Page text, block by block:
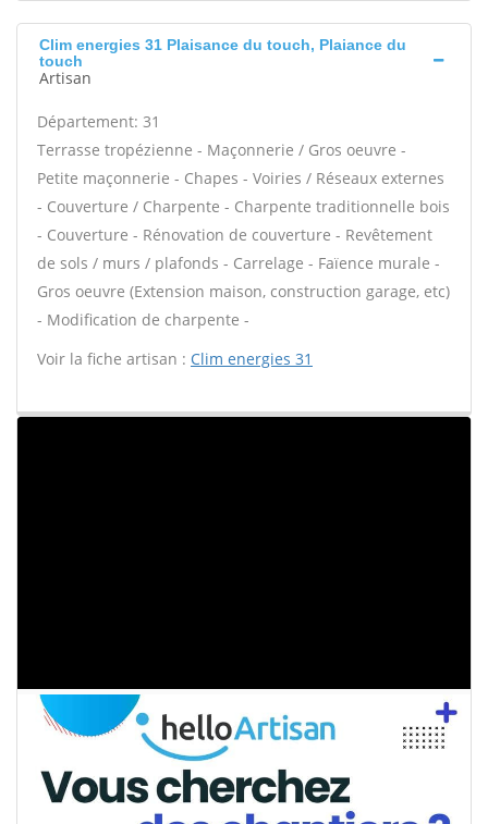
Clim energies 31 Plaisance du touch, Plaiance du
touch
Artisan
Département: 31
Terrasse tropézienne - Maçonnerie / Gros oeuvre -
Petite maçonnerie - Chapes - Voiries / Réseaux externes
- Couverture / Charpente - Charpente traditionnelle bois
- Couverture - Rénovation de couverture - Revêtement
de sols / murs / plafonds - Carrelage - Faïence murale -
Gros oeuvre (Extension maison, construction garage, etc)
- Modification de charpente -
Voir la fiche artisan : Clim energies 31